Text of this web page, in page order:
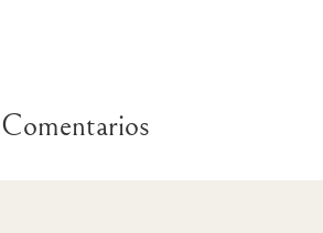
Comentarios